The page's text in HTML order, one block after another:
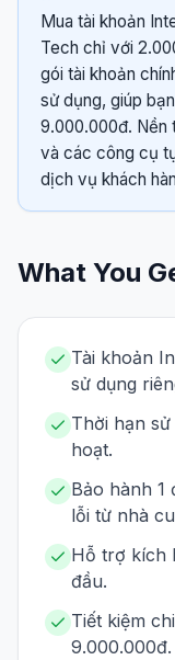
Mua tài khoản
Tech chỉ với
gói tài khoản
sử dụng, giúp
9.000.000đ. Nền
và các công cụ
dịch vụ khách
What You
Tài khoản
sử dụng
Thời hạn
hoạt.
Bảo hành 1
lỗi từ nhà
Hỗ trợ kích
đầu.
Tiết kiệm
9.000.000đ.